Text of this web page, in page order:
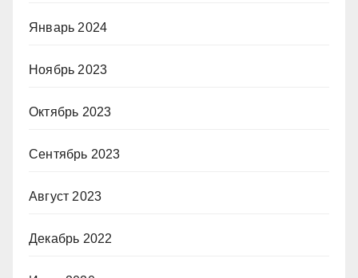
Январь 2024
Ноябрь 2023
Октябрь 2023
Сентябрь 2023
Август 2023
Декабрь 2022